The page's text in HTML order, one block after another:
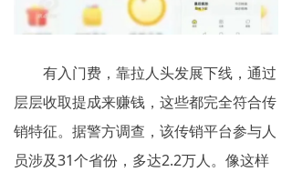
有入门费，靠拉人头发展下线，通过
层层收取提成来赚钱，这些都完全符合传
销特征。据警方调查，该传销平台参与人
员涉及31个省份，多达2.2万人。像这样